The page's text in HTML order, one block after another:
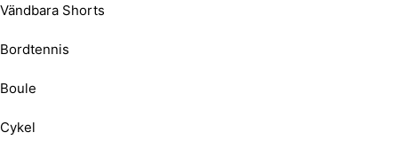
Vändbara Shorts
Bordtennis
Boule
Cykel